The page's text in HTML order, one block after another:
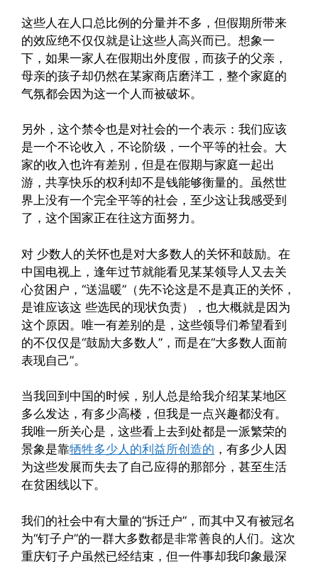
这些人在人口总比例的分量并不多，但假期所带来
的效应绝不仅仅就是让这些人高兴而已。想象一
下，如果一家人在假期出外度假，而孩子的父亲，
母亲的孩子却仍然在某家商店磨洋工，整个家庭的
气氛都会因为这一个人而被破坏。
另外，这个禁令也是对社会的一个表示：我们应该
是一个不论收入，不论阶级，一个平等的社会。大
家的收入也许有差别，但是在假期与家庭一起出
游，共享快乐的权利却不是钱能够衡量的。虽然世
界上没有一个完全平等的社会，至少这让我感受到
了，这个国家正在往这方面努力。
对 少数人的关怀也是对大多数人的关怀和鼓励。在
中国电视上，逢年过节就能看见某某领导人又去关
心贫困户，“送温暖”（先不论这是不是真正的关怀，
是谁应该这 些选民的现状负责），也大概就是因为
这个原因。唯一有差别的是，这些领导们希望看到
的不仅仅是“鼓励大多数人”，而是在“大多数人面前
表现自己”。
当我回到中国的时候，别人总是给我介绍某某地区
多么发达，有多少高楼，但我是一点兴趣都没有。
我唯一所关心是，这些看上去到处都是一派繁荣的
景象是靠牺牲多少人的利益所创造的 ，有多少人因
为这些发展而失去了自己应得的那部分，甚至生活
在贫困线以下。
我们的社会中有大量的“拆迁户”，而其中又有被冠名
为“钉子户”的一群大多数都是非常善良的人们。这次
重庆钉子户虽然已经结束，但一件事却我印象最深